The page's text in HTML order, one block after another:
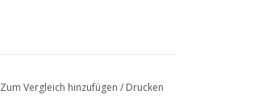
Zum Vergleich hinzufügen / Drucken